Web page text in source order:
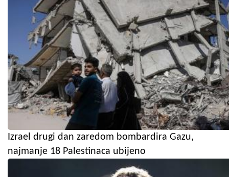
Izrael drugi dan zaredom bombardira Gazu,
najmanje 18 Palestinaca ubijeno